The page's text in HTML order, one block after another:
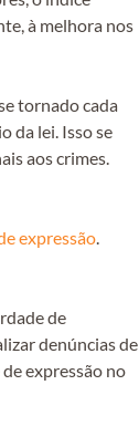
à melhora nos
tornado cada
da lei. Isso se
aos crimes.
expressão
de
denúncias de
expressão no